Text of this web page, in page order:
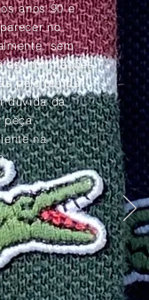
anos 90 e
no
sem
as informações
pelo tempo.
dúvida da
peça,
na